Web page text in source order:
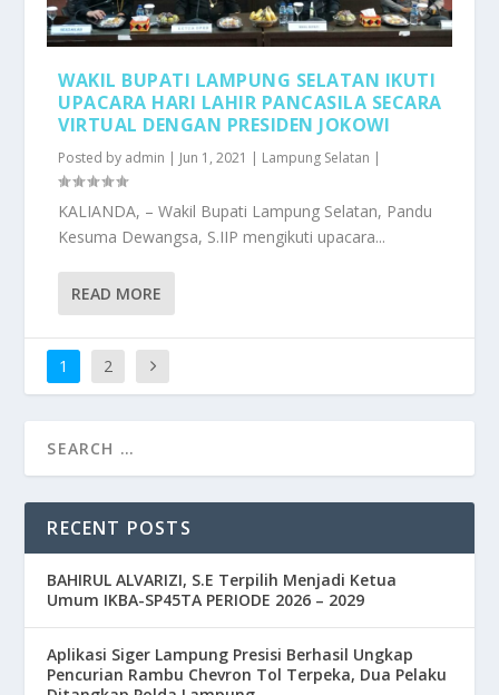
WAKIL BUPATI LAMPUNG SELATAN IKUTI
UPACARA HARI LAHIR PANCASILA SECARA
VIRTUAL DENGAN PRESIDEN JOKOWI
Posted by admin Jun 1, 2021 Lampung Selatan
KALIANDA, – Wakil Bupati Lampung Selatan, Pandu
Kesuma Dewangsa, S.IIP mengikuti upacara...
READ MORE
1 2
RECENT POSTS
BAHIRUL ALVARIZI, S.E Terpilih Menjadi Ketua
Umum IKBA-SP45TA PERIODE 2026 – 2029
Aplikasi Siger Lampung Presisi Berhasil Ungkap
Pencurian Rambu Chevron Tol Terpeka, Dua Pelaku